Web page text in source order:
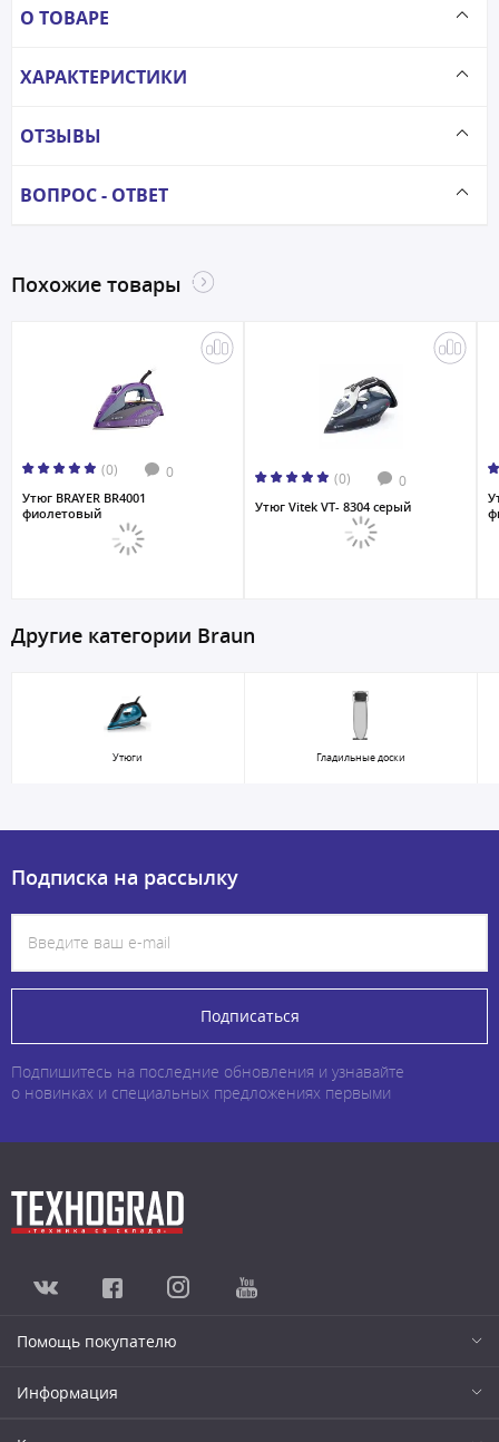
О ТОВАРЕ
ХАРАКТЕРИСТИКИ
ОТЗЫВЫ
ВОПРОС - ОТВЕТ
Похожие товары
(0) 0
Утюг BRAYER BR4001
фиолетовый
(0) 0
Утюг Vitek VT- 8304 серый
Другие категории Braun
Утюги Гладильные доски
Подписка на рассылку
Подписаться
Подпишитесь на последние обновления и узнавайте
о новинках и специальных предложениях первыми
Помощь покупателю
Информация